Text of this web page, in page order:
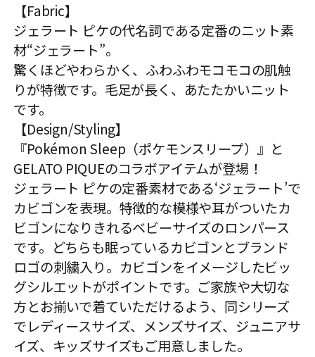
【Fabric】
ジェラート ピケの代名詞である定番のニット素
材“ジェラート”。
驚くほどやわらかく、ふわふわモコモコの肌触
りが特徴です。毛足が長く、あたたかいニット
です。
【Design/Styling】
『Pokémon Sleep（ポケモンスリープ）』と
GELATO PIQUEのコラボアイテムが登場！
ジェラート ピケの定番素材である‘ジェラート’で
カビゴンを表現。特徴的な模様や耳がついたカ
ビゴンになりきれるベビーサイズのロンパース
です。どちらも眠っているカビゴンとブランド
ロゴの刺繍入り。カビゴンをイメージしたビッ
グシルエットがポイントです。ご家族や大切な
方とお揃いで着ていただけるよう、同シリーズ
でレディースサイズ、メンズサイズ、ジュニアサ
イズ、キッズサイズもご用意しました。